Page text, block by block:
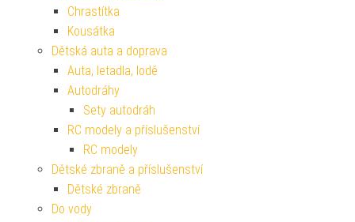
Chrastítka
Kousátka
Dětská auta a doprava
Auta, letadla, lodě
Autodráhy
Sety autodráh
RC modely a příslušenství
RC modely
Dětské zbraně a příslušenství
Dětské zbraně
Do vody